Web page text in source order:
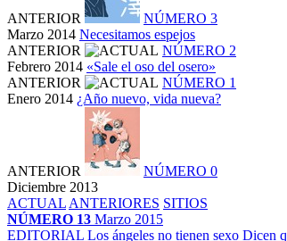
ANTERIOR
NÚMERO 3
Marzo 2014 Necesitamos espejos
ANTERIOR
NÚMERO 2
Febrero 2014 «Sale el oso del osero»
ANTERIOR
NÚMERO 1
Enero 2014 ¿Año nuevo, vida nueva?
ANTERIOR
NÚMERO 0
Diciembre 2013
ACTUAL ANTERIORES SITIOS
NÚMERO 13 Marzo 2015
EDITORIAL Los ángeles no tienen sexo Dicen